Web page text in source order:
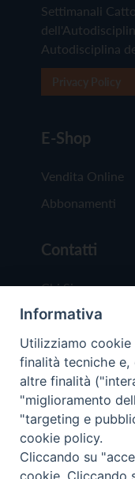
Settimanali
Autodisciplina
E-Shop
Vendita Online
Abbonamenti
Contatti
Chi Siamo
Redazione
Scrivici
Copyright ©
Trentina
Informativa
Utilizziamo
finalità tecniche e,
altre finalità
"miglioramento
"targeting e
cookie policy.
Cliccando su